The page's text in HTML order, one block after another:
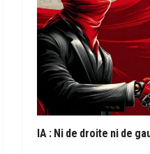
IA : Ni de droite ni de